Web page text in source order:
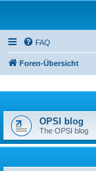
FAQ
Foren-Übersicht
OPSI blog
The OPSI blog